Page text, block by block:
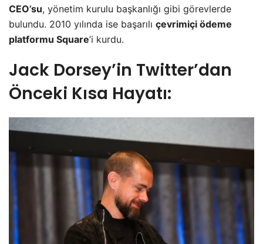
CEO’su, yönetim kurulu başkanlığı gibi görevlerde
bulundu. 2010 yılında ise başarılı çevrimiçi ödeme
platformu Square’i kurdu.
Jack Dorsey’in Twitter’dan
Önceki Kısa Hayatı: